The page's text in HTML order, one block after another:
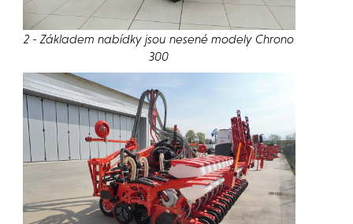
2 - Základem nabídky jsou nesené modely Chrono
300